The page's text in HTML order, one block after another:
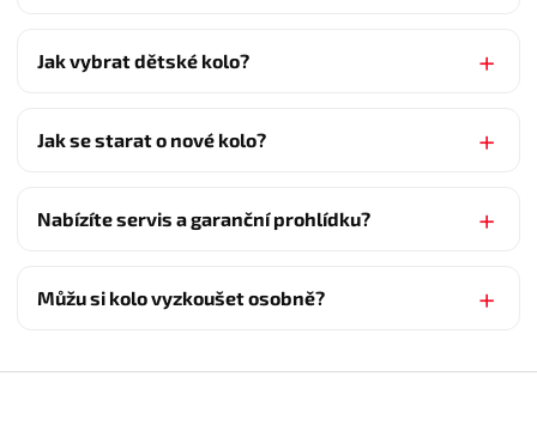
Jak vybrat dětské kolo?
Jak se starat o nové kolo?
Nabízíte servis a garanční prohlídku?
Můžu si kolo vyzkoušet osobně?